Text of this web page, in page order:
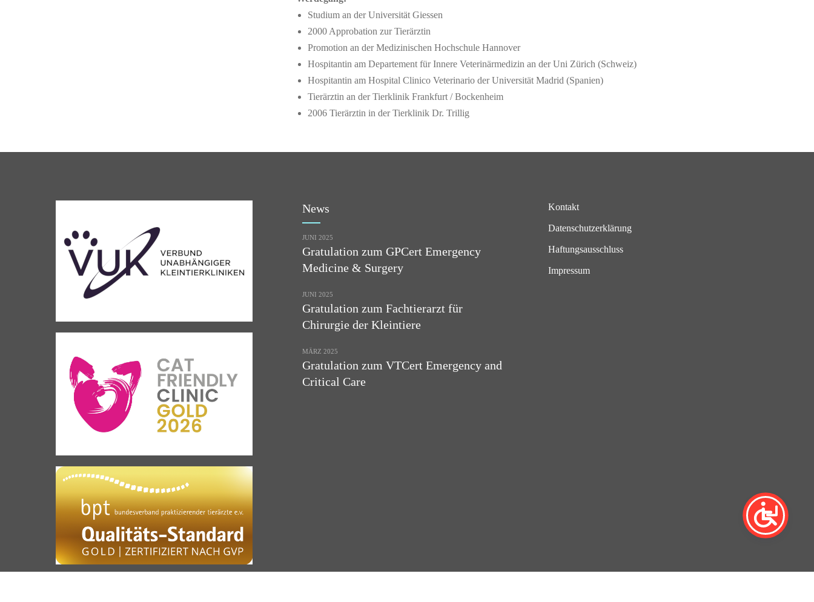
Studium an der Universität Giessen
2000 Approbation zur Tierärztin
Promotion an der Medizinischen Hochschule Hannover
Hospitantin am Departement für Innere Veterinärmedizin an der Uni Zürich (Schweiz)
Hospitantin am Hospital Clinico Veterinario der Universität Madrid (Spanien)
Tierärztin an der Tierklinik Frankfurt / Bockenheim
2006 Tierärztin in der Tierklinik Dr. Trillig
News
JUNI 2025
Gratulation zum GPCert Emergency
Medicine & Surgery
JUNI 2025
Gratulation zum Fachtierarzt für
Chirurgie der Kleintiere
MÄRZ 2025
Gratulation zum VTCert Emergency and
Critical Care
Kontakt
Datenschutzerklärung
Haftungsausschluss
Impressum